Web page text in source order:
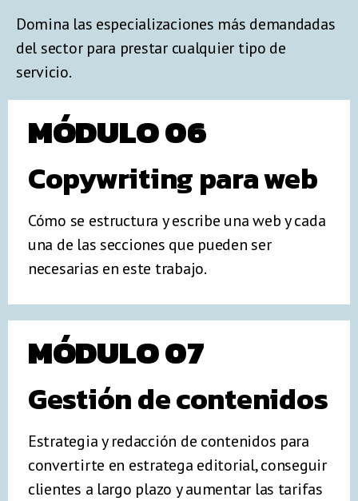
Domina las especializaciones más demandadas
del sector para prestar cualquier tipo de
servicio.
MÓDULO 06
Copywriting para web
Cómo se estructura y escribe una web y cada
una de las secciones que pueden ser
necesarias en este trabajo.
MÓDULO 07
Gestión de contenidos
Estrategia y redacción de contenidos para
convertirte en estratega editorial, conseguir
clientes a largo plazo y aumentar las tarifas